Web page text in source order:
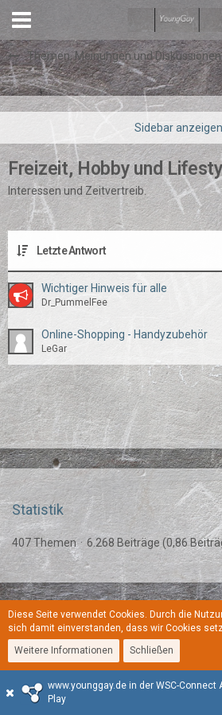
Themen, Meinungen und Diskussionen
Freizeit, Hobby und
Interessen und Zeitvertreib.
Letzte Antwort
Wichtiger Hinweis für alle
Dr_PummelFee
Online-Shopping - Handyzubehör
LeGar
Statistik
407 Themen 6.268 Beiträge (0,86
Regeln Datenschutzerklärung Kontakt
Stil:YoungGay
Community-Software:
www.younggay.de in der WSC-Connect
Play
Diese Seite verwendet Cookies. Durch die
sich damit einverstanden, dass wir Cookies
Weitere Informationen
Schließen